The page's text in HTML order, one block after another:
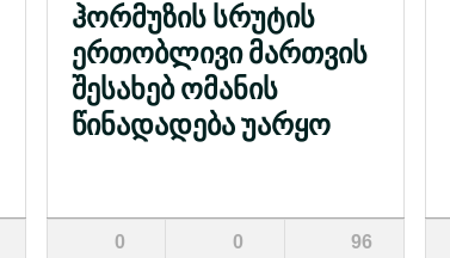
ჰორმუზის სრუტის
ერთობლივი მართვის
შესახებ ომანის
წინადადება უარყო
0 0 96